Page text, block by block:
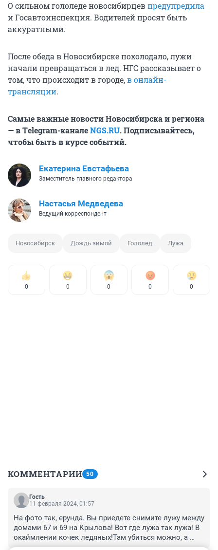
О сильном гололеде новосибирцевпредупредила
и Госавтоинспекция. Водителей просят быть
аккуратными.
После обеда в Новосибирске похолодало, лужи
начали превращаться в лед. НГС рассказывает о
том, что происходит в городе,в онлайн-
трансляции.
Самые важные новости Новосибирска и региона
— в Тelegram-каналеNGS.RU. Подписывайтесь,
чтобы быть в курсе событий.
Екатерина Евстафьева
Заместитель главного редактора
Настасья Медведева
Ведущий корреспондент
Новосибирск Дождь зимой Гололед Лужа
0 0 0 0 0
КОММЕНТАРИИ 50
Гость
11 февраля 2024, 01:57
На фото так, ерунда. Вы приедете снимите лужу между
домами 67 и 69 на Крылова! Вот где лужа так лужа! В
окаймлении кочек ледяных!Там убиться можно, а
потом съехать в эту лужу и утонуть . Зато местное